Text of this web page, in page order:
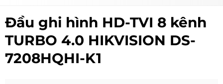
Đầu ghi hình HD-TVI 8 kênh
TURBO 4.0 HIKVISION DS-
7208HQHI-K1